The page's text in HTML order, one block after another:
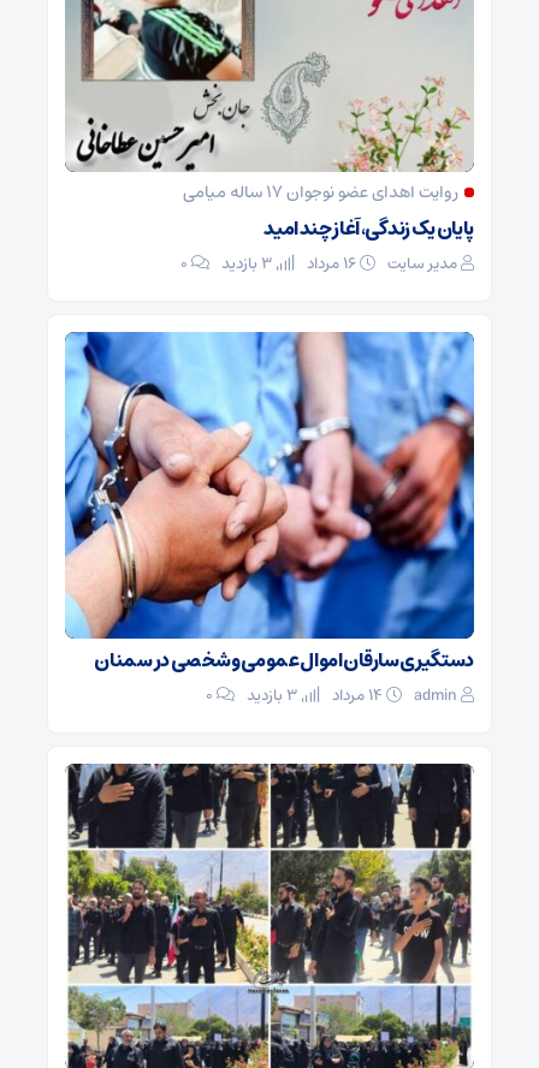
روایت اهدای عضو نوجوان ۱۷ ساله میامی
پایان یک زندگی، آغاز چند امید
مدیر سایت ۰
دستگیری سارقان اموال عمومی و شخصی در سمنان
admin ۰